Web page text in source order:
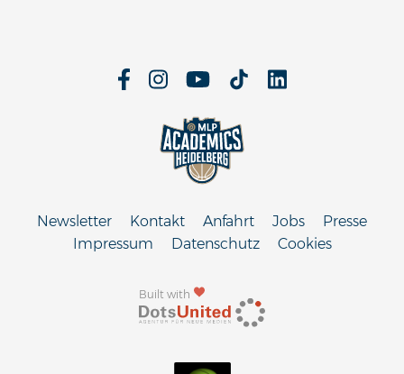
Built with
Newsletter Kontakt Anfahrt Jobs
Presse
Impressum
Datenschutz Cookies